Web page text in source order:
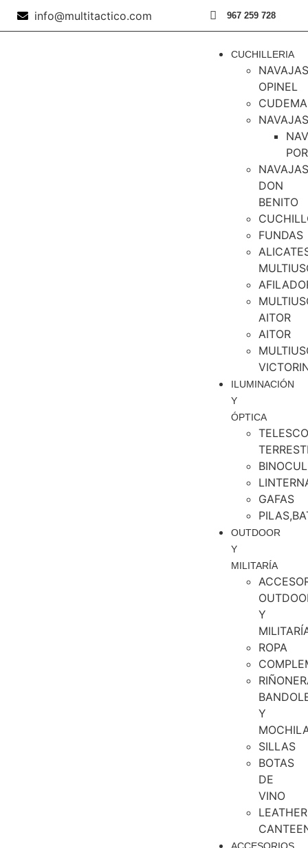
info@multitactico.com 967 259 728
CUCHILLERIA
NAVAJAS
OPINEL
NAVAJAS
NAVAJAS
DON
BENITO
FUNDAS
AITOR
AITOR
ILUMINACIÓN
Y
ÓPTICA
GAFAS
OUTDOOR
Y
MILITARÍA
Y
ROPA
Y
SILLAS
BOTAS
DE
VINO
LEATHER